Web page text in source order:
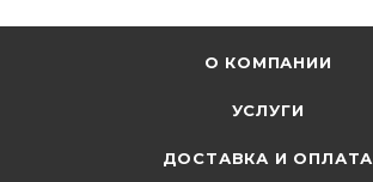
О КОМПАНИИ
УСЛУГИ
ДОСТАВКА И ОПЛАТА